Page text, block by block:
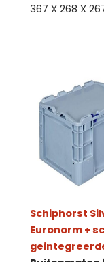
367 X 268 X
Schiphorst
Euronorm +